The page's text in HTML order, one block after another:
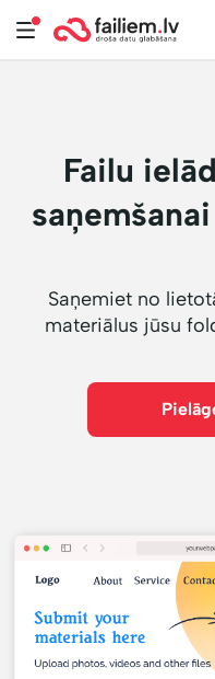
Failu
Saņemiet no
materiālus jūsu